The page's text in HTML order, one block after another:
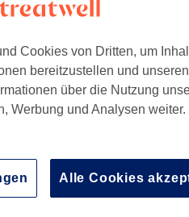
89 €
−
Cookies von Dritten, um
bereitzustellen und
über die Nutzung
Werbung und Analysen weiter.
Alle Cookies